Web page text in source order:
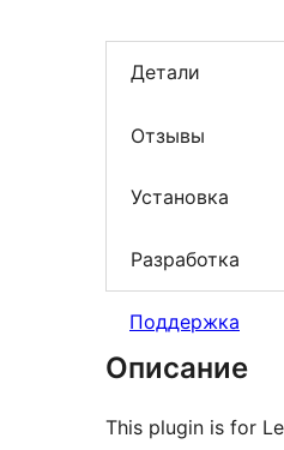
Детали
Отзывы
Установка
Разработка
Поддержка
Описание
This plugin is for